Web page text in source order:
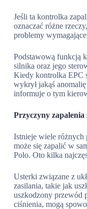
Jeśli ta kontrolka
oznaczać różne
problemy
Podstawową funkcją
silnika oraz jego
Kiedy kontrolka EPC
wykrył jakąś
informuje o tym
Przyczyny
Istnieje wiele
może się zapalić w
Polo. Oto kilka
Usterki związane z
zasilania, takie jak
uszkodzony przewód
ciśnienia, mogą